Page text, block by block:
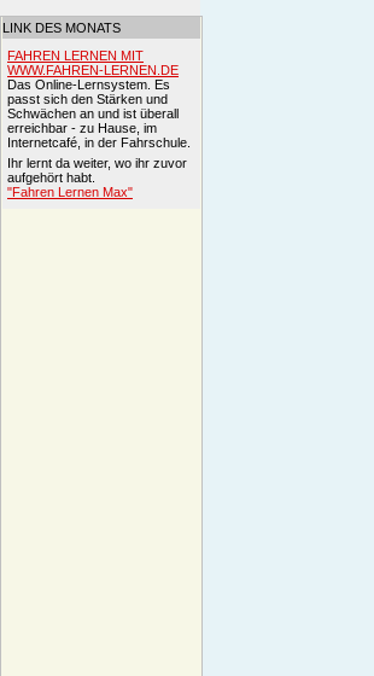
LINK DES MONATS
FAHREN LERNEN MIT
WWW.FAHREN-LERNEN.DE
Das Online-Lernsystem. Es
passt sich den Stärken und
Schwächen an und ist überall
erreichbar - zu Hause, im
Internetcafé, in der Fahrschule.
Ihr lernt da weiter, wo ihr zuvor
aufgehört habt.
"Fahren Lernen Max"